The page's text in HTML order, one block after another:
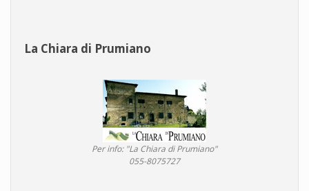
La Chiara di Prumiano
Per info: "La Chiara di Prumiano"
055-8075727